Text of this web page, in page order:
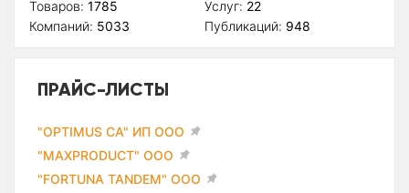
Товаров: 1785
Компаний: 5033
Услуг: 22
Публикаций: 948
ПРАЙС-ЛИСТЫ
"OPTIMUS CA" ИП ООО
"MAXPRODUCT" ООО
"FORTUNA TANDEM" ООО